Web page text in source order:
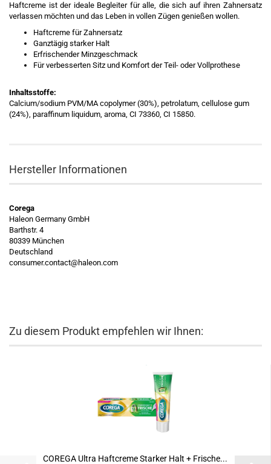
Haftcreme ist der ideale Begleiter für alle, die sich auf ihren Zahnersatz
verlassen möchten und das Leben in vollen Zügen genießen wollen.
Haftcreme für Zahnersatz
Ganztägig starker Halt
Erfrischender Minzgeschmack
Für verbesserten Sitz und Komfort der Teil- oder Vollprothese
Inhaltsstoffe:
Calcium/sodium PVM/MA copolymer (30%), petrolatum, cellulose gum
(24%), paraffinum liquidum, aroma, CI 73360, CI 15850.
Hersteller Informationen
Corega
Haleon Germany GmbH
Barthstr. 4
80339 München
Deutschland
consumer.contact@haleon.com
Zu diesem Produkt empfehlen wir Ihnen:
COREGA Ultra Haftcreme Starker Halt + Frische...